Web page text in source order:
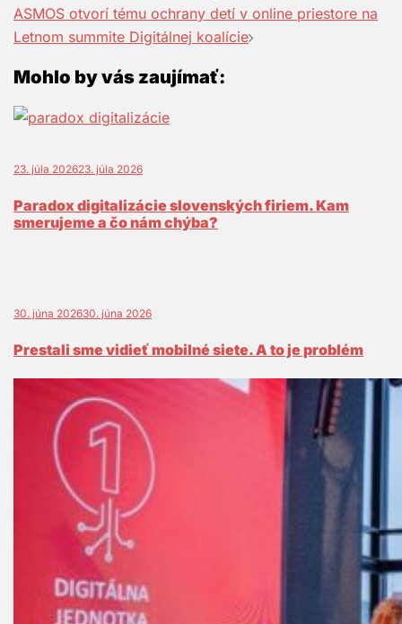
ASMOS otvorí tému ochrany detí v online priestore na
Letnom summite Digitálnej koalície
Mohlo by vás zaujímať:
23. júla 202623. júla 2026
Paradox digitalizácie slovenských firiem. Kam
smerujeme a čo nám chýba?
30. júna 202630. júna 2026
Prestali sme vidieť mobilné siete. A to je problém